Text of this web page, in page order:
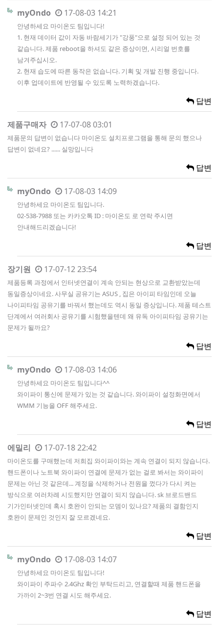
myOndo 17-08-03 14:21
안녕하세요 마이온도 팀입니다!
1. 현재 데이터 값이 자동 바람세기가 "강풍"으로 설정 되어 있는 것
같습니다. 제품 reboot을 하셔도 같은 증상이면, 시리얼 번호를
남겨주십시오.
2. 현재 습도에 따른 동작은 없습니다. 기획 및 개발 진행 중입니다.
이후 업데이트에 반영될 수 있도록 노력하겠습니다.
답변
제품구매자 17-07-08 03:01
제품문의 답변이 없습니다 마이온도 설치프로그램을 통해 문의 했으나
답변이 없네요? ...... 실망입니다
답변
myOndo 17-08-03 14:09
안녕하세요 마이온도 팀입니다.
02-538-7988 또는 카카오톡 ID : 마이온도 로 연락 주시면
안내해드리겠습니다!
답변
장기원 17-07-12 23:54
제품등록 과정에서 인터넷연결이 계속 안되는 현상으로 교환받았는데
동일증상이네요. 사무실 공유기는 ASUS , 집은 아이피 타임인데 오늘
나이피타임 공유기를 바꿔서 했는데도 역시 동일 증상입니다. 제품 테스트
단계에서 여러회사 공유기를 시험했을텐데 왜 유독 아이피타임 공유기는
문제가 될까요?
답변
myOndo 17-08-03 14:06
안녕하세요 마이온도 팀입니다^^
와이파이 통신에 문제가 있는 것 같습니다. 와이파이 설정화면에서
WMM 기능을 OFF 해주세요.
답변
에밀리 17-07-18 22:42
마이온도를 구매했는데 저희집 와이파이와는 계속 연결이 되지 않습니다.
핸드폰이나 노트북 와이파이 연결에 문제가 없는 걸로 봐서는 와이파이
문제는 아닌 것 같은데... 계정을 삭제하거나 전원을 껐다가 다시 켜는
방식으로 여러차례 시도했지만 연결이 되지 않습니다. sk 브로드밴드
기가인터넷인데 혹시 호완이 안되는 모뎀이 있나요? 제품의 결함인지
호완이 문제인 것인지 잘 모르겠네요.
답변
myOndo 17-08-03 14:07
안녕하세요 마이온도 팀입니다!
와이파이 주파수 2.4Ghz 확인 부탁드리고, 연결할때 제품 핸드폰을
가까이 2~3번 연결 시도 해주세요.
답변